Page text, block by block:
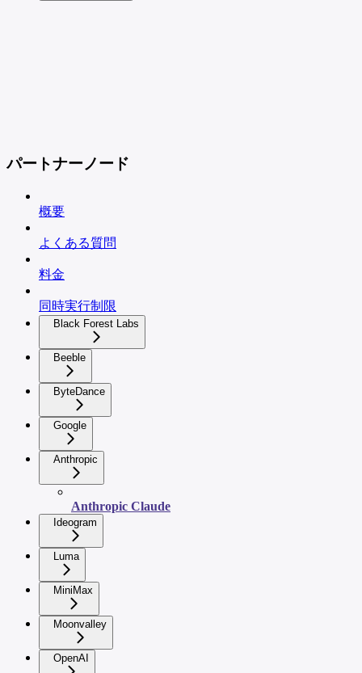
パートナーノード
概要
よくある質問
料金
同時実行制限
Black Forest Labs
Beeble
ByteDance
Google
Anthropic
Anthropic Claude
Ideogram
Luma
MiniMax
Moonvalley
OpenAI